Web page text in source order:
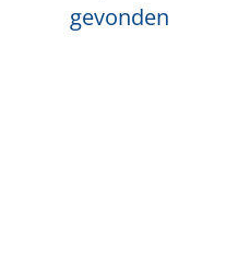
gevonden